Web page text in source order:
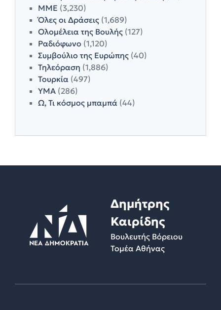
ΜΜΕ (3,230)
Όλες οι Δράσεις (1,689)
Ολομέλεια της Βουλής (127)
Ραδιόφωνο (1,120)
Συμβούλιο της Ευρώπης (40)
Τηλεόραση (1,886)
Τουρκία (497)
ΥΜΑ (286)
Ω, Τι κόσμος μπαμπά (44)
Δημήτρης
Καιρίδης
Βουλευτής Βόρειου
Τομέα Αθήνας